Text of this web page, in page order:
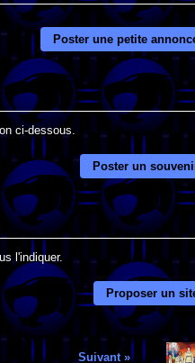
Poster une petite
ci-dessous.
Poster un
l'indiquer.
Proposer un
Suivant »